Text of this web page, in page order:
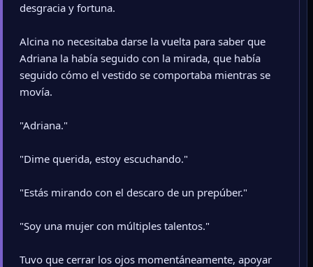
desgracia y fortuna.
Alcina no necesitaba darse la vuelta para saber que
Adriana la había seguido con la mirada, que había
seguido cómo el vestido se comportaba mientras se
movía.
"Adriana."
"Dime querida, estoy escuchando."
"Estás mirando con el descaro de un prepúber."
"Soy una mujer con múltiples talentos."
Tuvo que cerrar los ojos momentáneamente, apoyar